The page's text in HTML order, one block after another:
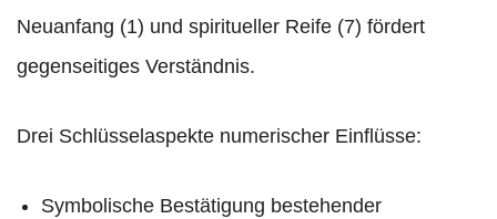
Neuanfang (1) und spiritueller Reife (7) fördert
gegenseitiges Verständnis.
Drei Schlüsselaspekte numerischer Einflüsse:
Symbolische Bestätigung bestehender